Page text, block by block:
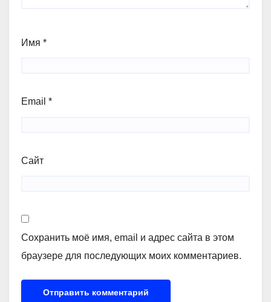
Имя *
Email *
Сайт
Сохранить моё имя, email и адрес сайта в этом
браузере для последующих моих комментариев.